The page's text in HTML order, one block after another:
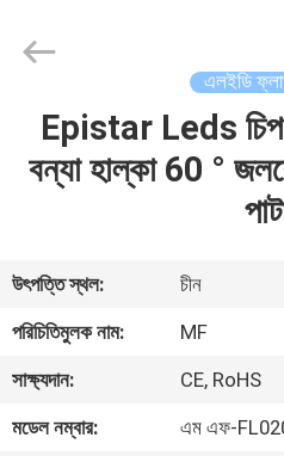
বাড়ি
ভিডিও
সম্পর্কে
Lighting
Co.,Ltd..
Reserved.
এলইডি
Epistar Leds চিপ
বন্যা হাল্কা 60 °
উৎপত্তি স্থল:
চীন
পরিচিতিমুলক নাম:
MF
সাক্ষ্যদান:
CE, RoHS
মডেল নম্বার:
এম এফ-